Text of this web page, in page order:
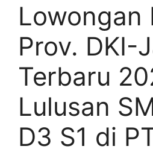
Lowongan
Prov. DKI-
Terbaru
Lulusan
D3 S1 di